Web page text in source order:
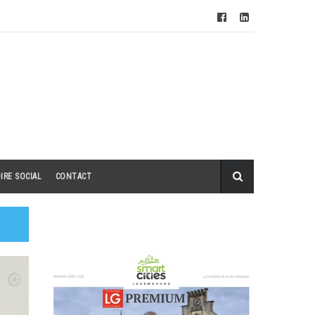
SOCIAL CONTACT